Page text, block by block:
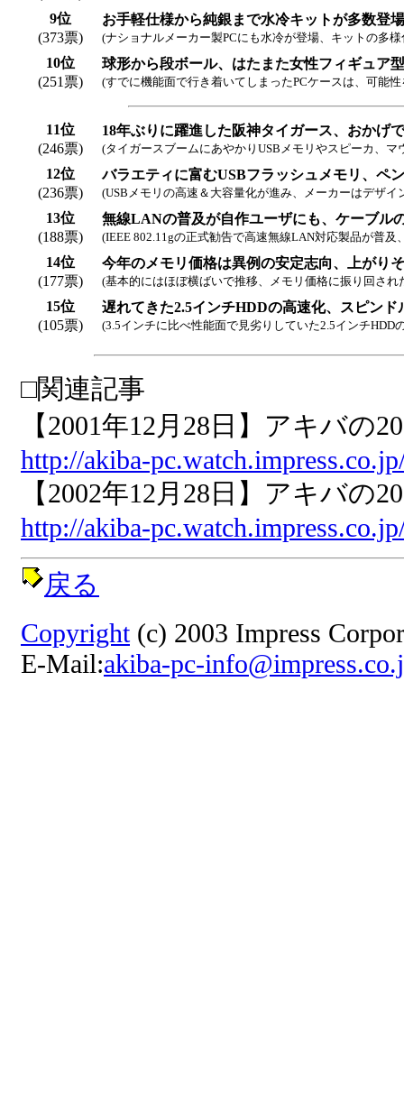
9位
(373票)
お手軽仕様から純銀まで水冷キットが多数登
(ナショナルメーカー製PCにも水冷が登場、キットの多
10位
(251票)
球形から段ボール、はたまた女性フィギュア
(すでに機能面で行き着いてしまったPCケースは、可能
11位
(246票)
18年ぶりに躍進した阪神タイガース、おかげ
(タイガースブームにあやかりUSBメモリやスピーカ、マ
12位
(236票)
バラエティに富むUSBフラッシュメモリ、ペ
(USBメモリの高速＆大容量化が進み、メーカーはデザ
13位
(188票)
無線LANの普及が自作ユーザにも、ケーブル
(IEEE 802.11gの正式勧告で高速無線LAN対応製品が普及
14位
(177票)
今年のメモリ価格は異例の安定志向、上がり
(基本的にはほぼ横ばいで推移、メモリ価格に振り回さ
15位
(105票)
遅れてきた2.5インチHDDの高速化、スピンド
(3.5インチに比べ性能面で見劣りしていた2.5インチHDD
□関連記事
【2001年12月28日】アキバの
http://akiba-
【2002年12月28日】アキバの
http://akiba-
戻る
Copyright(c) 2003 Impress
E-Mail:akiba-pc-